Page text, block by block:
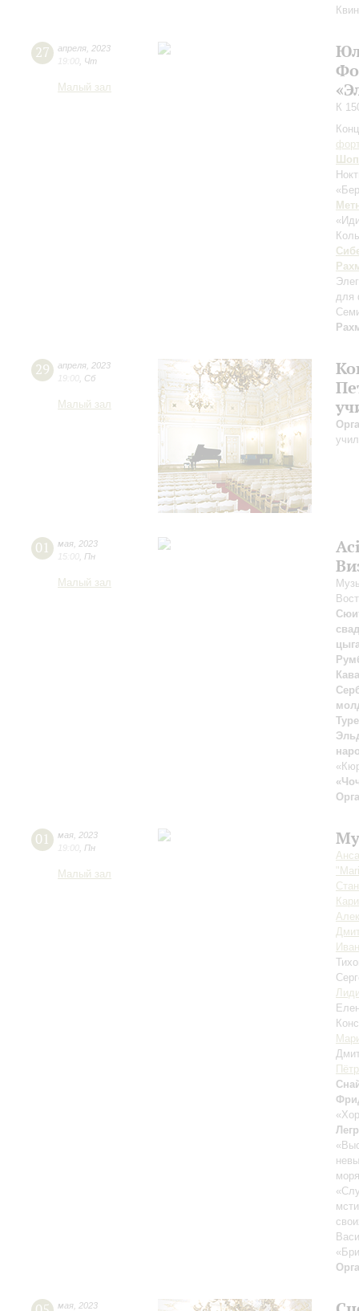
27 апреля 2023
19:00 Чт
Малый зал
К
для
29 апреля 2023
19:00 Сб
Малый зал
01 мая 2023
15:00 Пн
Малый зал
01 мая 2023
19:00 Пн
Малый зал
мая 2023